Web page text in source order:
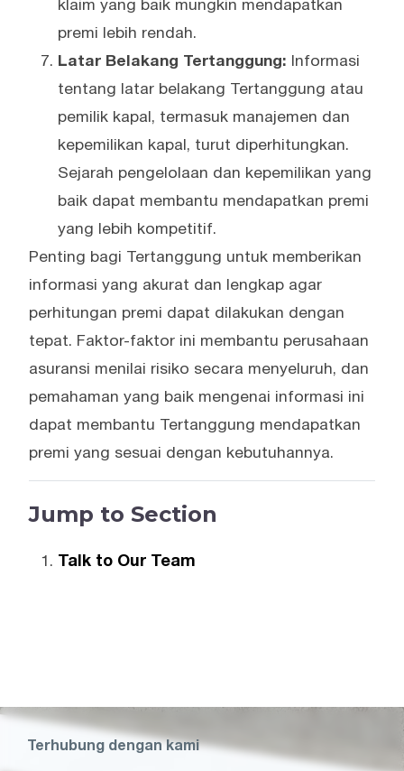
klaim yang baik mungkin mendapatkan
premi lebih rendah.
Latar Belakang Tertanggung: Informasi
tentang latar belakang Tertanggung atau
pemilik kapal, termasuk manajemen dan
kepemilikan kapal, turut diperhitungkan.
Sejarah pengelolaan dan kepemilikan yang
baik dapat membantu mendapatkan premi
yang lebih kompetitif.
Penting bagi Tertanggung untuk memberikan
informasi yang akurat dan lengkap agar
perhitungan premi dapat dilakukan dengan
tepat. Faktor-faktor ini membantu perusahaan
asuransi menilai risiko secara menyeluruh, dan
pemahaman yang baik mengenai informasi ini
dapat membantu Tertanggung mendapatkan
premi yang sesuai dengan kebutuhannya.
Jump to Section
Talk to Our Team
Terhubung dengan kami